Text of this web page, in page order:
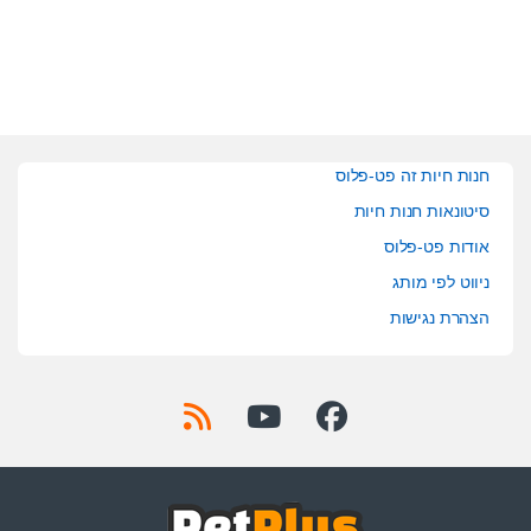
חנות חיות זה פט-פלוס
סיטונאות חנות חיות
אודות פט-פלוס
ניווט לפי מותג
הצהרת נגישות